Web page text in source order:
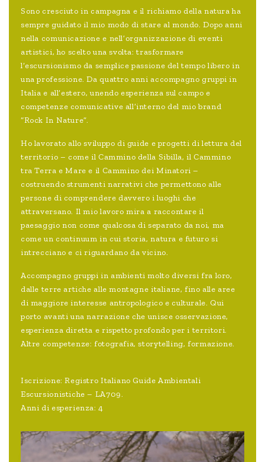
Sono cresciuto in campagna e il richiamo della natura ha
sempre guidato il mio modo di stare al mondo. Dopo anni
nella comunicazione e nell’organizzazione di eventi
artistici, ho scelto una svolta: trasformare
l’escursionismo da semplice passione del tempo libero in
una professione. Da quattro anni accompagno gruppi in
Italia e all’estero, unendo esperienza sul campo e
competenze comunicative all’interno del mio brand
“Rock In Nature”.
Ho lavorato allo sviluppo di guide e progetti di lettura del
territorio – come il Cammino della Sibilla, il Cammino
tra Terra e Mare e il Cammino dei Minatori –
costruendo strumenti narrativi che permettono alle
persone di comprendere davvero i luoghi che
attraversano. Il mio lavoro mira a raccontare il
paesaggio non come qualcosa di separato da noi, ma
come un continuum in cui storia, natura e futuro si
intrecciano e ci riguardano da vicino.
Accompagno gruppi in ambienti molto diversi fra loro,
dalle terre artiche alle montagne italiane, fino alle aree
di maggiore interesse antropologico e culturale. Qui
porto avanti una narrazione che unisce osservazione,
esperienza diretta e rispetto profondo per i territori.
Altre competenze: fotografia, storytelling, formazione.
Iscrizione: Registro Italiano Guide Ambientali
Escursionistiche – LA709.
Anni di esperienza: 4